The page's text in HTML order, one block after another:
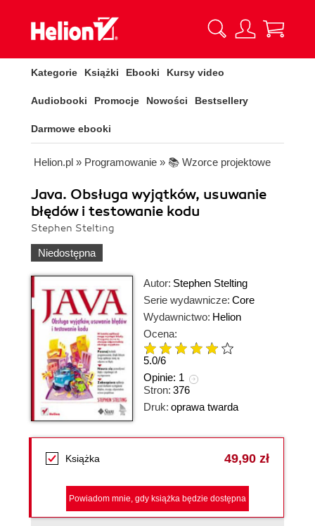
Kategorie Książki Ebooki Kursy video
Audiobooki Promocje Nowości Bestsellery
Darmowe ebooki
Helion.pl » Programowanie » 📚 Wzorce projektowe
Java. Obsługa wyjątków, usuwanie
błędów i testowanie kodu
Stephen Stelting
Niedostępna
Autor: Stephen Stelting
Serie wydawnicze: Core
Wydawnictwo: Helion
Ocena:
5.0/6
Opinie: 1
Stron: 376
Druk: oprawa twarda
Książka 49,90 zł
Powiadom mnie, gdy książka będzie dostępna